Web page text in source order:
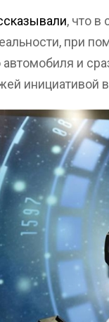
, что в
при
и
инициативой